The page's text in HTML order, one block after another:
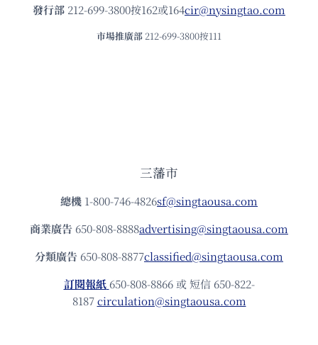
發⾏部 212-699-3800按162或164cir@nysingtao.com
市場推廣部 212-699-3800按111
三藩市
總機 1-800-746-4826sf@singtaousa.com
商業廣告 650-808-8888advertising@singtaousa.com
分類廣告 650-808-8877classified@singtaousa.com
訂閱報紙 650-808-8866 或 短信 650-822-
8187circulation@singtaousa.com